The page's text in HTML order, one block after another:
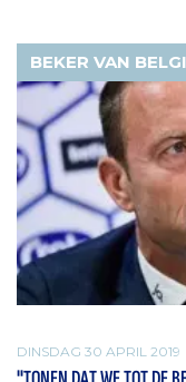
BEKER VAN
DINSDAG 30 APRIL 2019